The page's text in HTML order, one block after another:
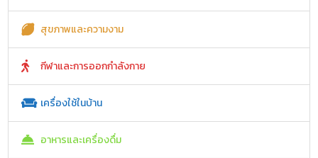
สุขภาพและความงาม
กีฬาและการออกกำลังกาย
เครื่องใช้ในบ้าน
อาหารและเครื่องดื่ม